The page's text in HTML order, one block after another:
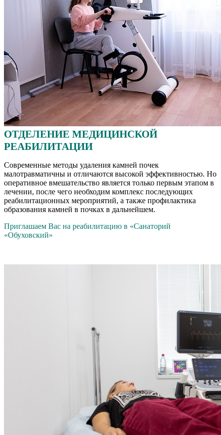
ОТДЕЛЕНИЕ МЕДИЦИНСКОЙ
РЕАБИЛИТАЦИИ
Современные методы удаления камней почек
малотравматичны и отличаются высокой эффективностью. Но
оперативное вмешательство является только первым этапом в
лечении, после чего необходим комплекс последующих
реабилитационных мероприятий, а также профилактика
образования камней в почках в дальнейшем.
Приглашаем Вас на реабилитацию в «Санаторий
«Обуховский»